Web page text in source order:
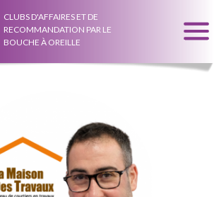
CLUBS D'AFFAIRES ET DE
RECOMMANDATION PAR LE
BOUCHE À OREILLE